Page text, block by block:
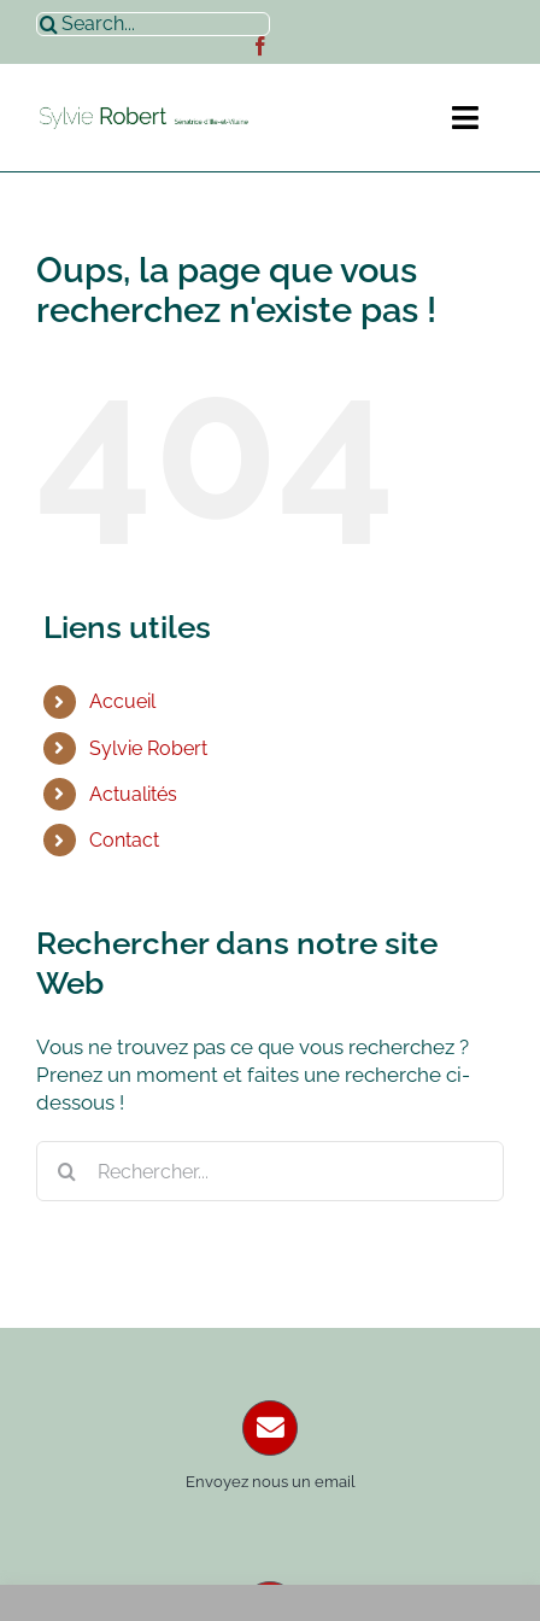
Passer
contenu
Rechercher:
Sylvie Robert
Oups, la page que vous
recherchez n'existe pas !
Liens utiles
Accueil
Sylvie Robert
Actualités
Contact
Rechercher dans notre site
Web
Vous ne trouvez pas ce que vous recherchez ?
Prenez un moment et faites une recherche ci-
dessous !
Envoyez nous un email